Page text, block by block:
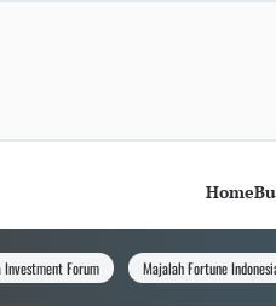
Home
Investment Forum Majalah Fortune